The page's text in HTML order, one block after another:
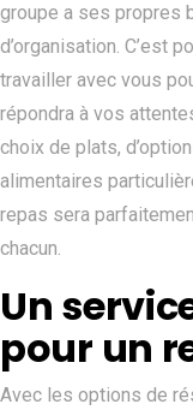
groupe a ses propres
d’organisation. C’est
travailler avec vous
répondra à vos
choix de plats,
alimentaires
repas sera
chacun.
Un
pour un
Avec les options de